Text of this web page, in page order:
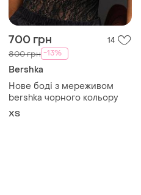
Bershka
Нове боді з мереживом
bershka чорного кольору
ХS